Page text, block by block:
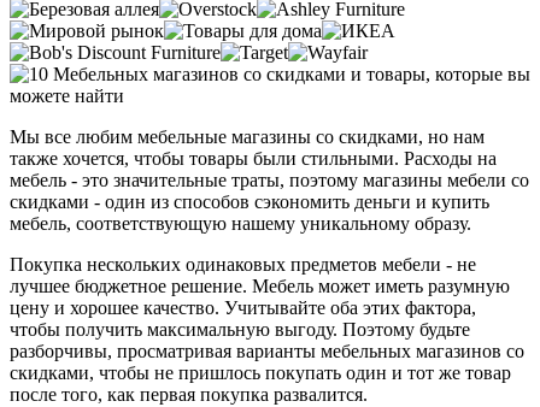
Мы все любим мебельные магазины со скидками, но нам
также хочется, чтобы товары были стильными. Расходы на
мебель - это значительные траты, поэтому магазины мебели со
скидками - один из способов сэкономить деньги и купить
мебель, соответствующую нашему уникальному образу.
Покупка нескольких одинаковых предметов мебели - не
лучшее бюджетное решение. Мебель может иметь разумную
цену и хорошее качество. Учитывайте оба этих фактора,
чтобы получить максимальную выгоду. Поэтому будьте
разборчивы, просматривая варианты мебельных магазинов со
скидками, чтобы не пришлось покупать один и тот же товар
после того, как первая покупка развалится.